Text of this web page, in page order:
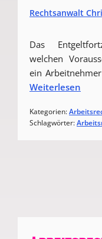
Rechtsanwalt
Das
welchen
ein
Weiterlesen
Kategorien:
Schlagwörter: